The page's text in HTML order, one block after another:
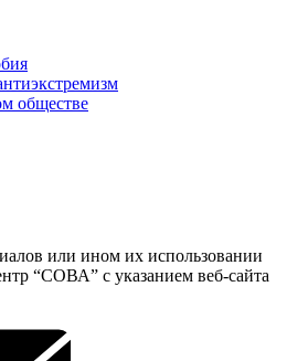
обществе
или ином их использовании
“СОВА” с указанием веб-сайта